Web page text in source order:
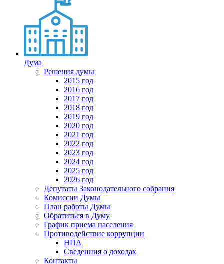
Дума
Решения думы
2015 год
2016 год
2017 год
2018 год
2019 год
2020 год
2021 год
2022 год
2023 год
2024 год
2025 год
2026 год
Депутаты Законодательного собрания
Комиссии Думы
План работы Думы
Обратиться в Думу
График приема населения
Противодействие коррупции
НПА
Сведенния о доходах
Контакты